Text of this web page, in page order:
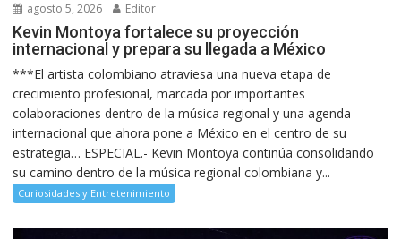
agosto 5, 2026 Editor
Kevin Montoya fortalece su proyección
internacional y prepara su llegada a México
***El artista colombiano atraviesa una nueva etapa de
crecimiento profesional, marcada por importantes
colaboraciones dentro de la música regional y una agenda
internacional que ahora pone a México en el centro de su
estrategia… ESPECIAL.- Kevin Montoya continúa consolidando
su camino dentro de la música regional colombiana y...
Curiosidades y Entretenimiento